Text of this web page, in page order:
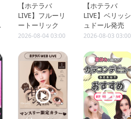
【ホテラバ
LIVE】フルーリ
ートーリック
2026-08-04 03:00
【ホテラバ
LIVE】ベリッシ
ュドール発売
2026-08-03 03:00